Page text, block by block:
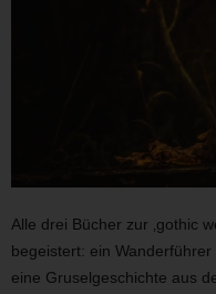
Alle drei Bücher zur ‚gothic
begeistert: ein
eine Gruselgeschichte aus